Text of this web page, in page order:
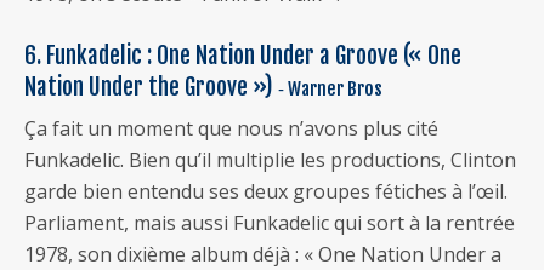
6. Funkadelic : One Nation Under a Groove (« One
Nation Under the Groove ») ‐ Warner Bros
Ça fait un moment que nous n’avons plus cité
Funkadelic. Bien qu’il multiplie les productions, Clinton
garde bien entendu ses deux groupes fétiches à l’œil.
Parliament, mais aussi Funkadelic qui sort à la rentrée
1978, son dixième album déjà : « One Nation Under a